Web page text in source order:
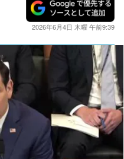
2026年6月4日 木曜 午前9:39